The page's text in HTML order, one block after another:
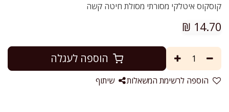
קוסקוס איטלקי מסורתי מסולת חיטה קשה
14.70
₪
הוספה לעגלה
הוספה לרשימת המשאלות שיתוף